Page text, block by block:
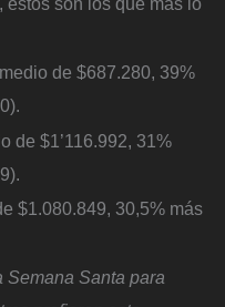
de $687.280, 39%
de $1’116.992, 31%
$1.080.849, 30,5% más
Santa para